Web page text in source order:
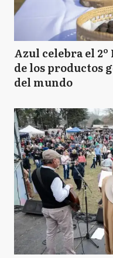
Azul celebra el
de los productos
del mundo